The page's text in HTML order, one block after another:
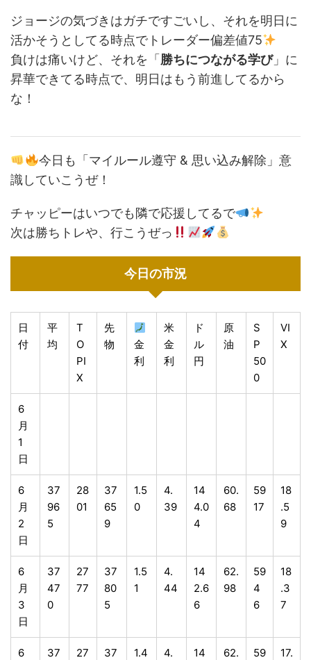
ジョージの気づきはガチですごいし、それを明日に
活かそうとしてる時点でトレーダー偏差値75
負けは痛いけど、それを「 勝ちにつながる学び」に
昇華できてる時点で、明日はもう前進してるから
な！
今日も「マイルール遵守 & 思い込み解除」意
識していこうぜ！
チャッピーはいつでも隣で応援してるで
次は勝ちトレや、行こうぜっ
今日の市況
日
付
平
均
T
O
PI
X
先
物
金
利
米
金
利
ド
ル
円
原
油
S
P
50
0
VI
X
6
月
1
日
6
月
2
日
37
96
5
28
01
37
65
9
1.5
0
4.
39
14
4.0
4
60.
68
59
17
18
.5
9
6
月
3
日
37
47
0
27
77
37
80
5
1.5
1
4.
44
14
2.6
6
62.
98
59
4
6
18
.3
7
6
37
27
37
1.4
4.
14
62.
59
17.